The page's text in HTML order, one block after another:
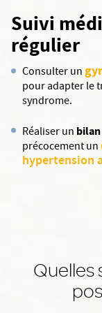
Suivi
régulier
Consulter un
pour adapter le
syndrome.
Réaliser un
précocement un
hypertension
Quelles